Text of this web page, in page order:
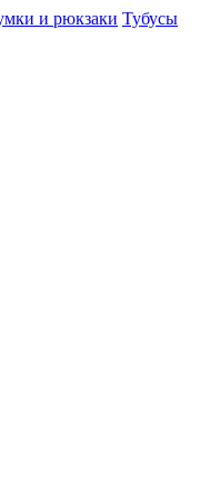
и рюкзаки Тубусы